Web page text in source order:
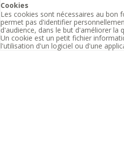
Cookies
Les cookies sont nécessaires au bon
permet pas d'identifier
d'audience, dans le but d'améliorer la
Un cookie est un petit fichier
l'utilisation d'un logiciel ou d'une